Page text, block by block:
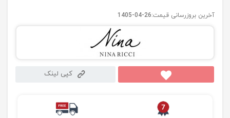
آخرین بروزرسانی قیمت:1405-04-26
کپی لینک